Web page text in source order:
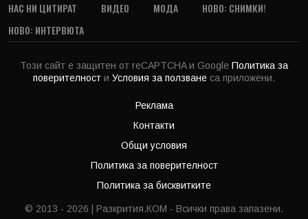
НАС НИ ЦИТИРАТ
ВИДЕО МОДА
НОВО: СНИМКИ!
НОВО: ИНТЕРВЮТА
Този сайт е защитен от reCAPTCHA и Google Политика за
поверителност и Условия за ползване са приложени.
Реклама
Контакти
Общи условия
Политика за поверителност
Политика за бисквитките
© 2013 - 2026 | Разкрития.КОМ - Всички права запазени.